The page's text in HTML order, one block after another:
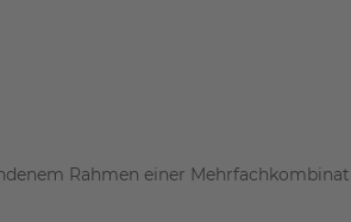
Rahmen einer